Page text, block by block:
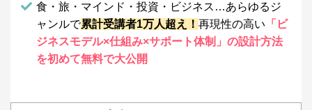
食・旅・マインド・投資・ビジネス…あらゆるジ
ャンルで累計受講者1万人超え！再現性の高い 「ビ
ジネスモデル×仕組み×サポート体制」の設計方法
を初めて無料で大公開